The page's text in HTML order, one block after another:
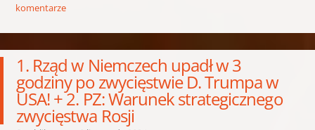
komentarze
1. Rząd w Niemczech upadł w 3
godziny po zwycięstwie D. Trumpa w
USA! + 2. PZ: Warunek strategicznego
zwycięstwa Rosji